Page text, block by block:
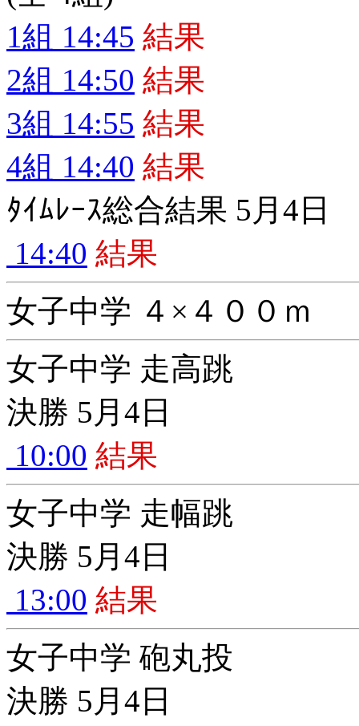
1組 14:45 結果
2組 14:50 結果
3組 14:55 結果
4組 14:40 結果
ﾀｲﾑﾚｰｽ総合結果 5月4日
14:40 結果
女子中学 ４×４００ｍ
女子中学 走高跳
決勝 5月4日
10:00 結果
女子中学 走幅跳
決勝 5月4日
13:00 結果
女子中学 砲丸投
決勝 5月4日